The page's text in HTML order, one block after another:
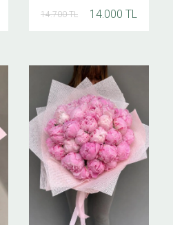
14.700 TL 14.000 TL